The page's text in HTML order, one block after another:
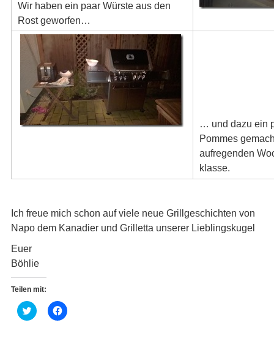
Wir haben ein paar Würste aus den
Rost geworfen…
… und dazu ein
Pommes
aufregenden
klasse.
Ich freue mich schon auf viele neue Grillgeschichten von
Napo dem Kanadier und Grilletta unserer Lieblingskugel
Euer
Böhlie
Teilen mit:
K
l
K
l